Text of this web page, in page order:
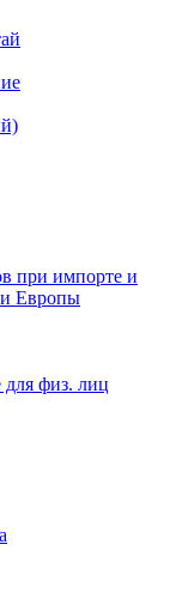
при импорте и
и Европы
физ. лиц